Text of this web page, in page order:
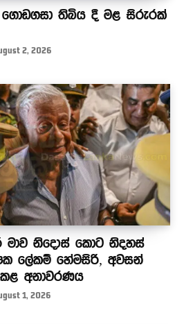
තිබිය දී මළ සිරුරක්
2, 2026
මාව නිදොස් කොට නිදහස්
ලේකම් හේමසිරි, අවසන්
අනාවරණය
1, 2026